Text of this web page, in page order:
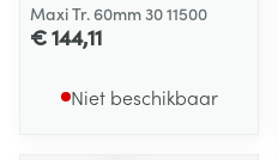
Maxi Tr. 60mm 30 11500
€ 144,11
Niet beschikbaar